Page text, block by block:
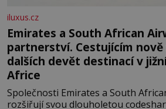
iluxus.cz
Emirates a South African
partnerství. Cestujícím
dalších devět destinací v
Africe
Společnosti Emirates a South
rozšiřují svou dlouholetou